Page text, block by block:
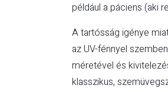
például a páciens (aki
A tartósság igénye
az UV-fénnyel
méretével és
klasszikus,